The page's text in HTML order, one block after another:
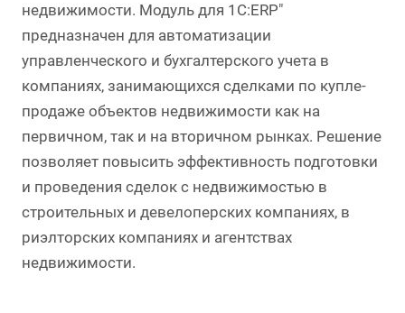
недвижимости. Модуль для 1С:ERP"
предназначен для автоматизации
управленческого и бухгалтерского учета в
компаниях, занимающихся сделками по купле-
продаже объектов недвижимости как на
первичном, так и на вторичном рынках. Решение
позволяет повысить эффективность подготовки
и проведения сделок с недвижимостью в
строительных и девелоперских компаниях, в
риэлторских компаниях и агентствах
недвижимости.